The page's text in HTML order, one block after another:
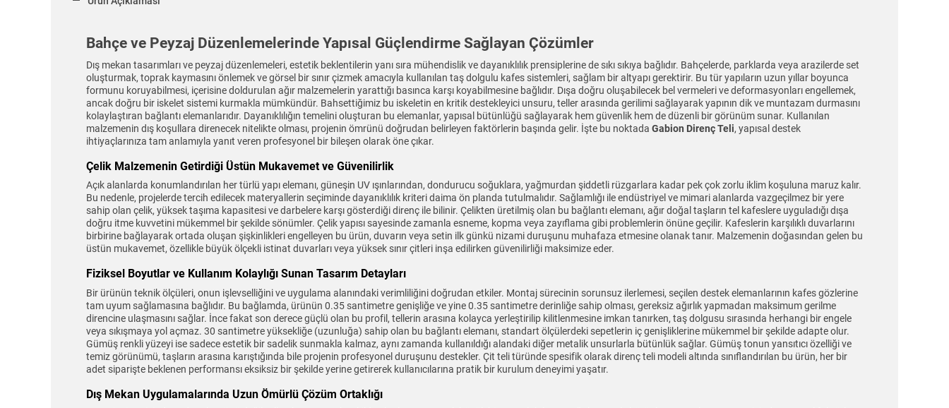
Bahçe ve Peyzaj Düzenlemelerinde Yapısal Güçlendirme Sağlayan Çözümler
Dış mekan tasarımları ve peyzaj düzenlemeleri, estetik beklentilerin yanı sıra mühendislik ve dayanıklılık prensiplerine de sıkı sıkıya bağlıdır. Bahçelerde, parklarda veya arazilerde set
oluşturmak, toprak kaymasını önlemek ve görsel bir sınır çizmek amacıyla kullanılan taş dolgulu kafes sistemleri, sağlam bir altyapı gerektirir. Bu tür yapıların uzun yıllar boyunca
formunu koruyabilmesi, içerisine doldurulan ağır malzemelerin yarattığı basınca karşı koyabilmesine bağlıdır. Dışa doğru oluşabilecek bel vermeleri ve deformasyonları engellemek,
ancak doğru bir iskelet sistemi kurmakla mümkündür. Bahsettiğimiz bu iskeletin en kritik destekleyici unsuru, teller arasında gerilimi sağlayarak yapının dik ve muntazam durmasını
kolaylaştıran bağlantı elemanlarıdır. Dayanıklılığın temelini oluşturan bu elemanlar, yapısal bütünlüğü sağlayarak hem güvenlik hem de düzenli bir görünüm sunar. Kullanılan
malzemenin dış koşullara direnecek nitelikte olması, projenin ömrünü doğrudan belirleyen faktörlerin başında gelir. İşte bu noktada Gabion Direnç Teli, yapısal destek
ihtiyaçlarınıza tam anlamıyla yanıt veren profesyonel bir bileşen olarak öne çıkar.
Çelik Malzemenin Getirdiği Üstün Mukavemet ve Güvenilirlik
Açık alanlarda konumlandırılan her türlü yapı elemanı, güneşin UV ışınlarından, dondurucu soğuklara, yağmurdan şiddetli rüzgarlara kadar pek çok zorlu iklim koşuluna maruz kalır.
Bu nedenle, projelerde tercih edilecek materyallerin seçiminde dayanıklılık kriteri daima ön planda tutulmalıdır. Sağlamlığı ile endüstriyel ve mimari alanlarda vazgeçilmez bir yere
sahip olan çelik, yüksek taşıma kapasitesi ve darbelere karşı gösterdiği direnç ile bilinir. Çelikten üretilmiş olan bu bağlantı elemanı, ağır doğal taşların tel kafeslere uyguladığı dışa
doğru itme kuvvetini mükemmel bir şekilde sönümler. Çelik yapısı sayesinde zamanla esneme, kopma veya zayıflama gibi problemlerin önüne geçilir. Kafeslerin karşılıklı duvarlarını
birbirine bağlayarak ortada oluşan şişkinlikleri engelleyen bu ürün, duvarın veya setin ilk günkü nizami duruşunu muhafaza etmesine olanak tanır. Malzemenin doğasından gelen bu
üstün mukavemet, özellikle büyük ölçekli istinat duvarları veya yüksek sınır çitleri inşa edilirken güvenilirliği maksimize eder.
Fiziksel Boyutlar ve Kullanım Kolaylığı Sunan Tasarım Detayları
Bir ürünün teknik ölçüleri, onun işlevselliğini ve uygulama alanındaki verimliliğini doğrudan etkiler. Montaj sürecinin sorunsuz ilerlemesi, seçilen destek elemanlarının kafes gözlerine
tam uyum sağlamasına bağlıdır. Bu bağlamda, ürünün 0.35 santimetre genişliğe ve yine 0.35 santimetre derinliğe sahip olması, gereksiz ağırlık yapmadan maksimum gerilme
direncine ulaşmasını sağlar. İnce fakat son derece güçlü olan bu profil, tellerin arasına kolayca yerleştirilip kilitlenmesine imkan tanırken, taş dolgusu sırasında herhangi bir engele
veya sıkışmaya yol açmaz. 30 santimetre yüksekliğe (uzunluğa) sahip olan bu bağlantı elemanı, standart ölçülerdeki sepetlerin iç genişliklerine mükemmel bir şekilde adapte olur.
Gümüş renkli yüzeyi ise sadece estetik bir sadelik sunmakla kalmaz, aynı zamanda kullanıldığı alandaki diğer metalik unsurlarla bütünlük sağlar. Gümüş tonun yansıtıcı özelliği ve
temiz görünümü, taşların arasına karıştığında bile projenin profesyonel duruşunu destekler. Çit teli türünde spesifik olarak direnç teli modeli altında sınıflandırılan bu ürün, her bir
adet siparişte beklenen performansı eksiksiz bir şekilde yerine getirerek kullanıcılarına pratik bir kurulum deneyimi yaşatır.
Dış Mekan Uygulamalarında Uzun Ömürlü Çözüm Ortaklığı